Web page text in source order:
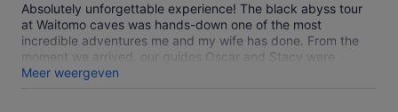
Absolutely unforgettable experience! The black abyss tour
at Waitomo caves was hands-down one of the most
incredible adventures me and my wife has done. From the
moment we arrived, our guides Oscar and Stacy were
friendly, knowledgeable, and made us feel completely safe
and excited for what was ahead. The cave was such a thrill,
Meer weergeven